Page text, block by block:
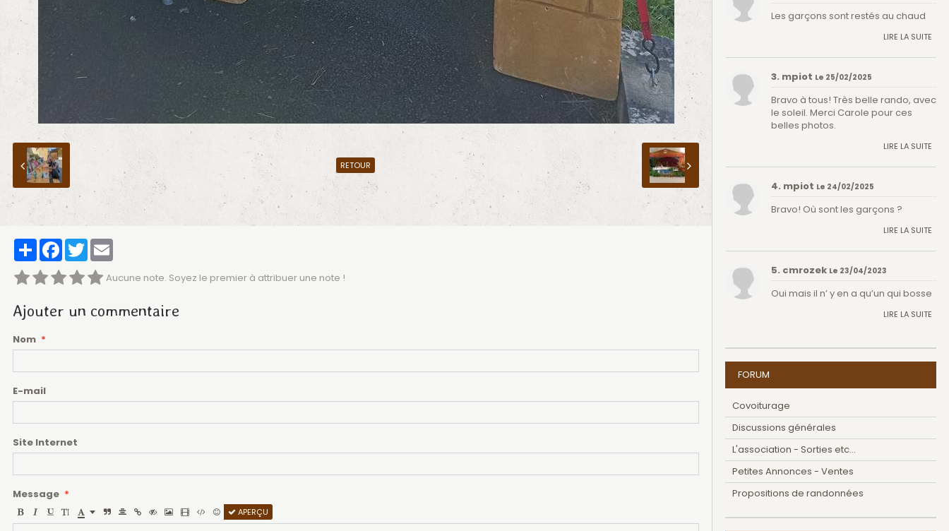
RETOUR
PartagerFacebook
Twitter
Aucune note. Soyez le premier à attribuer une note !
Ajouter un commentaire
Nom
E-mail
Site Internet
Message
APERÇU
Les garçons sont restés au chaud
LIRE LA SUITE
3. mpiot Le 25/02/2025
Bravo à tous! Très belle rando, avec
le soleil. Merci Carole pour ces
belles photos.
LIRE LA SUITE
4. mpiot Le 24/02/2025
Bravo! Où sont les garçons ?
LIRE LA SUITE
5. cmrozek Le 23/04/2023
Oui mais il n’ y en a qu’un qui bosse
LIRE LA SUITE
FORUM
Covoiturage
Discussions générales
L'association - Sorties etc...
Petites Annonces - Ventes
Propositions de randonnées